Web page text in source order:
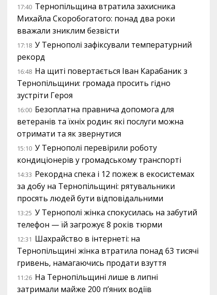
17:40 Тернопільщина втратила захисника
Михайла Скоробогатого: понад два роки
вважали зниклим безвісти
17:18 У Тернополі зафіксували температурний
рекорд
16:48 На щиті повертається Іван Карабаник з
Тернопільщини: громада просить гідно
зустріти Героя
16:00 Безоплатна правнича допомога для
ветеранів та їхніх родин: які послуги можна
отримати та як звернутися
15:10 У Тернополі перевірили роботу
кондиціонерів у громадському транспорті
14:33 Рекордна спека і 12 пожеж в екосистемах
за добу на Тернопільщині: рятувальники
просять людей бути відповідальними
13:25 У Тернополі жінка спокусилась на забутий
телефон — їй загрожує 8 років тюрми
12:31 Шахрайство в інтернеті: на
Тернопільщині жінка втратила понад 63 тисячі
гривень, намагаючись продати взуття
11:26 На Тернопільщині лише в липні
затримали майже 200 п’яних водіїв